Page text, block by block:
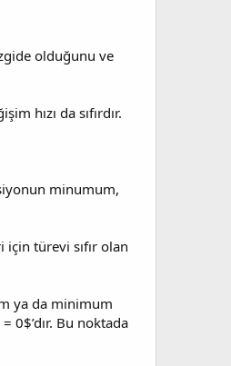
olduğunu ve
hızı da sıfırdır.
minumum,
türevi sıfır olan
ya da minimum
0$’dır. Bu noktada